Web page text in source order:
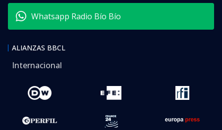
Whatsapp Radio Bío Bío
ALIANZAS BBCL
Internacional